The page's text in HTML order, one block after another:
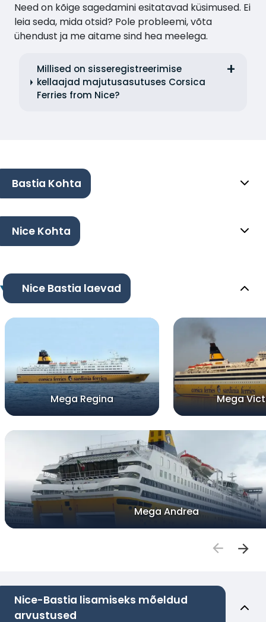
Need on kõige sagedamini esitatavad küsimused. Ei
leia seda, mida otsid? Pole probleemi, võta
ühendust ja me aitame sind hea meelega.
Millised on sisseregistreerimise
kellaajad majutusasutuses Corsica
Ferries from Nice?
Bastia Kohta
Nice Kohta
Nice Bastia laevad
Mega Regina Mega
Mega Andrea
Nice-Bastia lisamiseks mõeldud
arvustused